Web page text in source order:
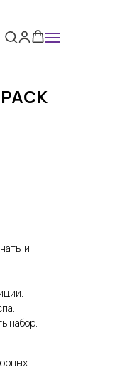
и
набор.